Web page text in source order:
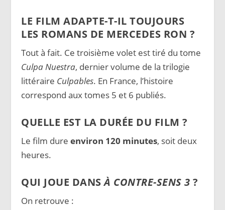
LE FILM ADAPTE-T-IL TOUJOURS
LES ROMANS DE MERCEDES RON ?
Tout à fait. Ce troisième volet est tiré du tome
Culpa Nuestra, dernier volume de la trilogie
littéraire Culpables. En France, l’histoire
correspond aux tomes 5 et 6 publiés.
QUELLE EST LA DURÉE DU FILM ?
Le film dureenviron 120 minutes, soit deux
heures.
QUI JOUE DANSÀ CONTRE-SENS 3 ?
On retrouve :